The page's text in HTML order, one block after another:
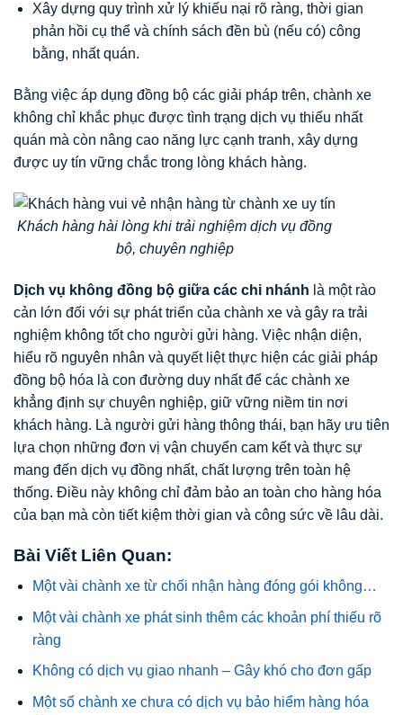
Xây dựng quy trình xử lý khiếu nại rõ ràng, thời gian
phản hồi cụ thể và chính sách đền bù (nếu có) công
bằng, nhất quán.
Bằng việc áp dụng đồng bộ các giải pháp trên, chành xe
không chỉ khắc phục được tình trạng dịch vụ thiếu nhất
quán mà còn nâng cao năng lực cạnh tranh, xây dựng
được uy tín vững chắc trong lòng khách hàng.
Khách hàng hài lòng khi trải nghiệm dịch vụ đồng
bộ, chuyên nghiệp
Dịch vụ không đồng bộ giữa các chi nhánh là một rào
cản lớn đối với sự phát triển của chành xe và gây ra trải
nghiệm không tốt cho người gửi hàng. Việc nhận diện,
hiểu rõ nguyên nhân và quyết liệt thực hiện các giải pháp
đồng bộ hóa là con đường duy nhất để các chành xe
khẳng định sự chuyên nghiệp, giữ vững niềm tin nơi
khách hàng. Là người gửi hàng thông thái, bạn hãy ưu tiên
lựa chọn những đơn vị vận chuyển cam kết và thực sự
mang đến dịch vụ đồng nhất, chất lượng trên toàn hệ
thống. Điều này không chỉ đảm bảo an toàn cho hàng hóa
của bạn mà còn tiết kiệm thời gian và công sức về lâu dài.
Bài Viết Liên Quan:
Một vài chành xe từ chối nhận hàng đóng gói không…
Một vài chành xe phát sinh thêm các khoản phí thiếu rõ
ràng
Không có dịch vụ giao nhanh – Gây khó cho đơn gấp
Một số chành xe chưa có dịch vụ bảo hiểm hàng hóa